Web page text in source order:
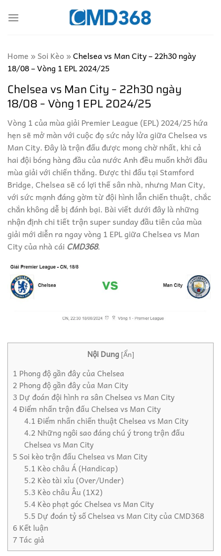
Home »Soi Kèo »Chelsea vs Man City – 22h30 ngày
18/08 – Vòng 1 EPL 2024/25
Chelsea vs Man City – 22h30 ngày
18/08 – Vòng 1 EPL 2024/25
Vòng 1 của mùa giải Premier League (EPL) 2024/25 hứa
hẹn sẽ mở màn với cuộc đọ sức nảy lửa giữa Chelsea vs
Man City. Đây là trận đấu được mong chờ nhất, khi cả
hai đội bóng hàng đầu của nước Anh đều muốn khởi đầu
mùa giải với chiến thắng. Được thi đấu tại Stamford
Bridge, Chelsea sẽ có lợi thế sân nhà, nhưng Man City,
với sức mạnh đáng gờm từ đội hình lẫn chiến thuật, chắc
chắn không dễ bị đánh bại. Bài viết dưới đây là những
nhận định chi tiết trận super sunday đầu tiên của mùa
giải mới diễn ra ngay vòng 1 EPL giữa Chelsea vs Man
City của nhà cái CMD368.
Nội Dung [Ẩn]
1 Phong độ gần đây của Chelsea
2 Phong độ gần đây của Man City
3 Dự đoán đội hình ra sân Chelsea vs Man City
4Điểm nhấn trận đấu Chelsea vs Man City
4.1 Điểm nhấn chiến thuật Chelsea vs Man City
4.2 Những ngôi sao đáng chú ý trong trận đấu
Chelsea vs Man City
5 Soi kèo trận đấu Chelsea vs Man City
5.1 Kèo châu Á (Handicap)
5.2 Kèo tài xỉu (Over/Under)
5.3 Kèo châu Âu (1X2)
5.4Kèo phạt góc Chelsea vs Man City
5.5 Dự đoán tỷ số Chelsea vs Man City của CMD368
6 Kết luận
7 Tác giả